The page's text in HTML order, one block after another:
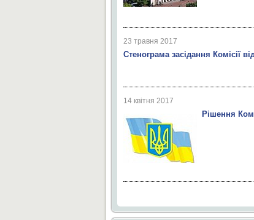
23 травня 2017
Стенограма засідання Комісії
14 квітня 2017
Рішення